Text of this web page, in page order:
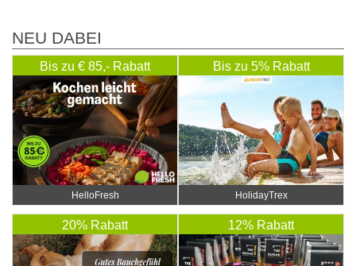
NEU DABEI
Bis zu € 85,- Rabatt
HelloFresh
Bis zu 5% Rabatt
HolidayTrex
20% Rabatt 12% Rabatt